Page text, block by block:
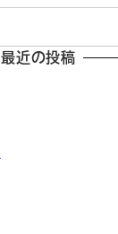
最近の投稿